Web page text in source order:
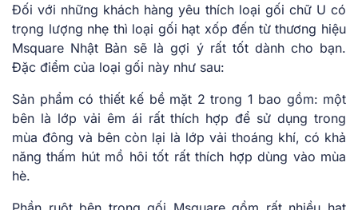
Đối với những khách hàng yêu thích loại gối chữ U có
trọng lượng nhẹ thì loại gối hạt xốp đến từ thương hiệu
Msquare Nhật Bản sẽ là gợi ý rất tốt dành cho bạn.
Đặc điểm của loại gối này như sau:
Sản phẩm có thiết kế bề mặt 2 trong 1 bao gồm: một
bên là lớp vải êm ái rất thích hợp để sử dụng trong
mùa đông và bên còn lại là lớp vải thoáng khí, có khả
năng thấm hút mồ hôi tốt rất thích hợp dùng vào mùa
hè.